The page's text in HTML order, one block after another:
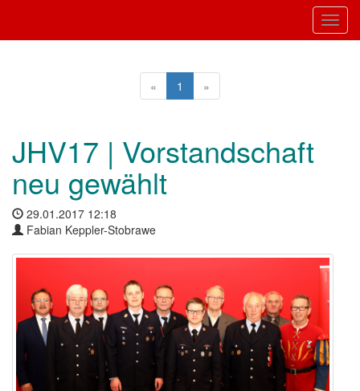
« 1 »
JHV17 | Vorstandschaft
neu gewählt
29.01.2017 12:18
Fabian Keppler-Stobrawe